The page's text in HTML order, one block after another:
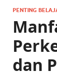
PENTING
dan